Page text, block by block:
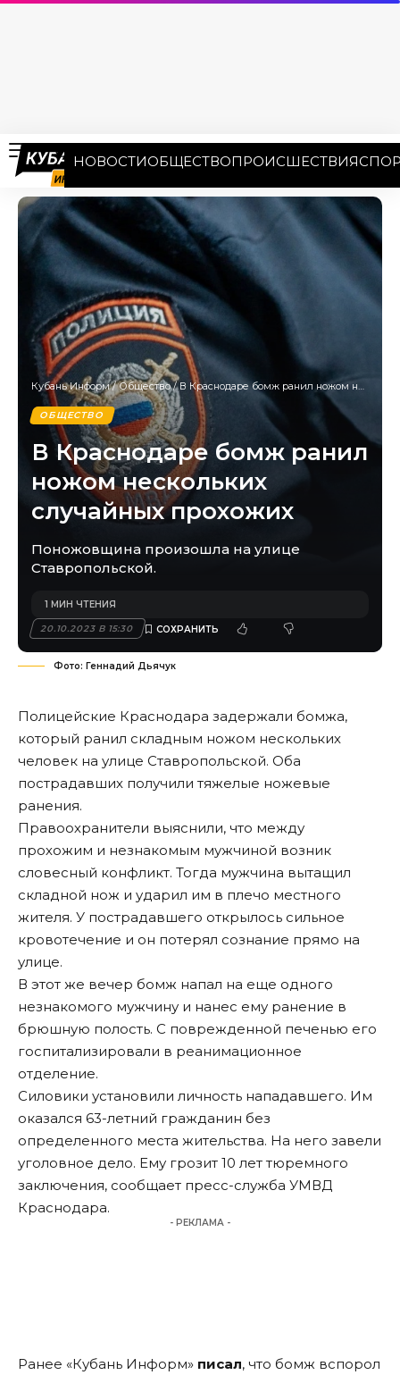
НОВОСТИОБЩЕСТВОПРОИСШЕСТВИЯ
Кубань Информ/Общество/В Краснодаре бомж ранил ножом нескольких случайных прохожих
ОБЩЕСТВО
В Краснодаре бомж ранил
ножом нескольких
случайных прохожих
Поножовщина произошла на улице
Ставропольской.
20.10.2023 В 15:30
1 МИН ЧТЕНИЯ
Фото: Геннадий Дьячук
Полицейские Краснодара задержали бомжа,
который ранил складным ножом нескольких
человек на улице Ставропольской. Оба
пострадавших получили тяжелые ножевые
ранения.
Правоохранители выяснили, что между
прохожим и незнакомым мужчиной возник
словесный конфликт. Тогда мужчина вытащил
складной нож и ударил им в плечо местного
жителя. У пострадавшего открылось сильное
кровотечение и он потерял сознание прямо на
улице.
В этот же вечер бомж напал на еще одного
незнакомого мужчину и нанес ему ранение в
брюшную полость. С поврежденной печенью его
госпитализировали в реанимационное
отделение.
Силовики установили личность нападавшего. Им
оказался 63-летний гражданин без
определенного места жительства. На него завели
уголовное дело. Ему грозит 10 лет тюремного
заключения, сообщает пресс-служба УМВД
Краснодара.
- РЕКЛАМА -
Ранее «Кубань Информ» писал, что бомж вспорол